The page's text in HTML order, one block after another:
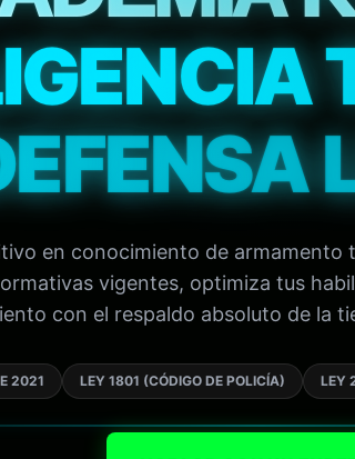
en conocimiento de armamento
vigentes, optimiza tus
con el respaldo absoluto de la
2021 LEY 1801 (CÓDIGO DE POLICÍA) LEY